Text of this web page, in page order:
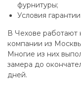
фурнитуры;
Условия
В Чехове работают
компании из
Многие из них
замера до
дней.